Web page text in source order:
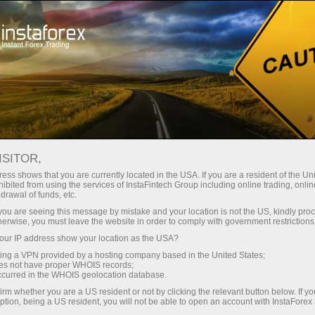
С InstaForex вы получаете
конкурентным возможностям:
кредитное плечо до 1:5000, одни
из лучших спредов и комиссий
на рынке, а также
привлекательные условия для
торговли акциями и индексами
Минимальные
Бонус 30%
на каждый депозит
Скорость
в трейдинге и на трассе
shows that you are currently located in the USA. If you are a resident of the
from using the services of InstaFintech Group including online trading,
of funds, etc.
are seeing this message by mistake and your location is not the US, kindly
you must leave the website in order to comply with government
IP address show your location as the USA?
a VPN provided by a hosting company based in the United States;
not have proper WHOIS records;
in the WHOIS geolocation database.
whether you are a US resident or not by clicking the relevant button below. If
being a US resident, you will not be able to open an account with InstaForex